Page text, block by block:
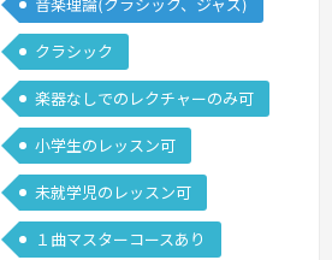
と思う点は、ピアノという楽器に限らず
どの楽器でも楽譜が読めて、ある程度の
音感がついて（特に音程を自分で作る楽
器）、なるべく自身で楽譜が理解できて
実践で…続きを見る »
音楽理論(クラシック、ジャズ)
クラシック
楽器なしでのレクチャーのみ可
小学生のレッスン可
未就学児のレッスン可
１曲マスターコースあり